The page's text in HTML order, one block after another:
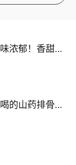
无需烤箱！奶香味浓郁！香甜嫩滑的椰蓉奶糕
鲜香味美！巨好喝的山药排骨汤！！